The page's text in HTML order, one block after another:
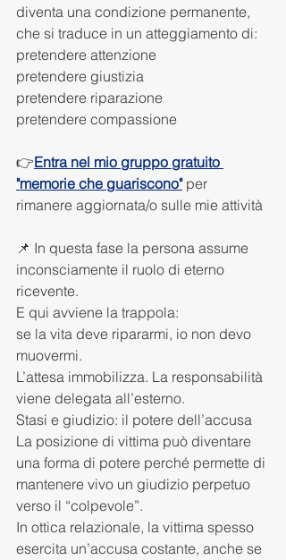
diventa una condizione permanente,
che si traduce in un atteggiamento di:
pretendere attenzione
pretendere giustizia
pretendere riparazione
pretendere compassione
👉Entra nel mio gruppo gratuito
"memorie che guariscono" per
rimanere aggiornata/o sulle mie attività
📌 In questa fase la persona assume
inconsciamente il ruolo di eterno
ricevente.
E qui avviene la trappola:
se la vita deve ripararmi, io non devo
muovermi.
L’attesa immobilizza. La responsabilità
viene delegata all’esterno.
Stasi e giudizio: il potere dell’accusa
La posizione di vittima può diventare
una forma di potere perché permette di
mantenere vivo un giudizio perpetuo
verso il “colpevole”.
In ottica relazionale, la vittima spesso
esercita un’accusa costante, anche se